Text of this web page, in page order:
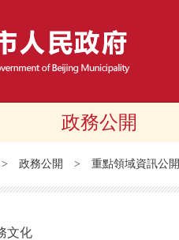
政務公開
政務公開 > 重點領域資訊公開
文化